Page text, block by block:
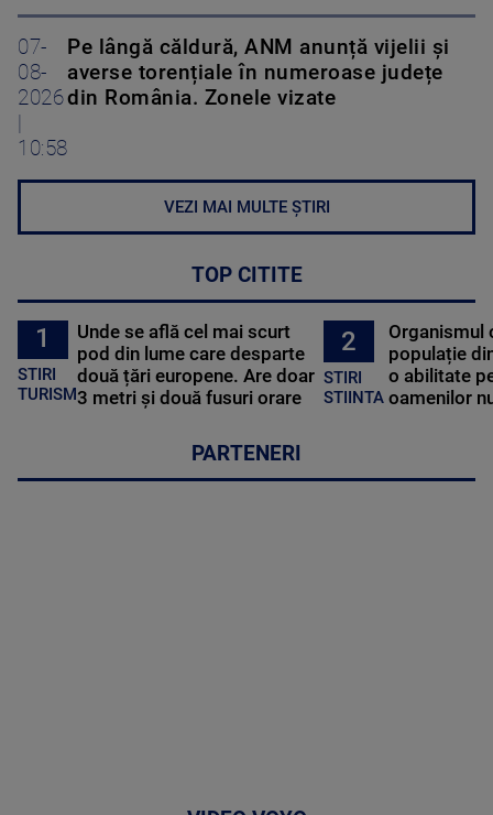
07-
08-
2026
10:58
Pe lângă căldură, ANM anunță vijelii și
averse torențiale în numeroase județe
din România. Zonele vizate
VEZI MAI MULTE ȘTIRI
TOP CITITE
1
STIRI
TURISM
Unde se află cel mai scurt
pod din lume care desparte
două țări europene. Are doar
3 metri și două fusuri orare
2
STIRI
STIINTA
Organismul
populație
o abilitate
oamenilor
PARTENERI